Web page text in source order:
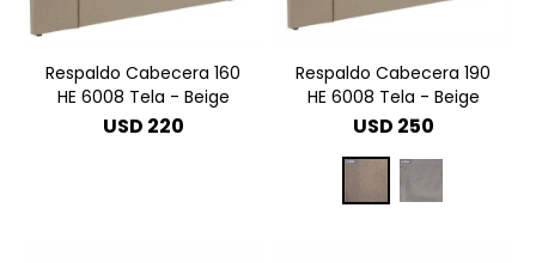
Respaldo Cabecera 160
HE 6008 Tela - Beige
USD 220
Respaldo Cabecera 190
HE 6008 Tela - Beige
USD 250